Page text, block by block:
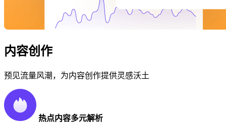
内容创作
预见流量风潮，为内容创作提供灵感沃土
热点内容多元解析